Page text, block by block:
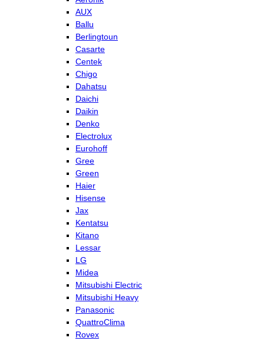
AUX
Ballu
Berlingtoun
Casarte
Centek
Chigo
Dahatsu
Daichi
Daikin
Denko
Electrolux
Eurohoff
Gree
Green
Haier
Hisense
Jax
Kentatsu
Kitano
Lessar
LG
Midea
Mitsubishi Electric
Mitsubishi Heavy
Panasonic
QuattroClima
Rovex